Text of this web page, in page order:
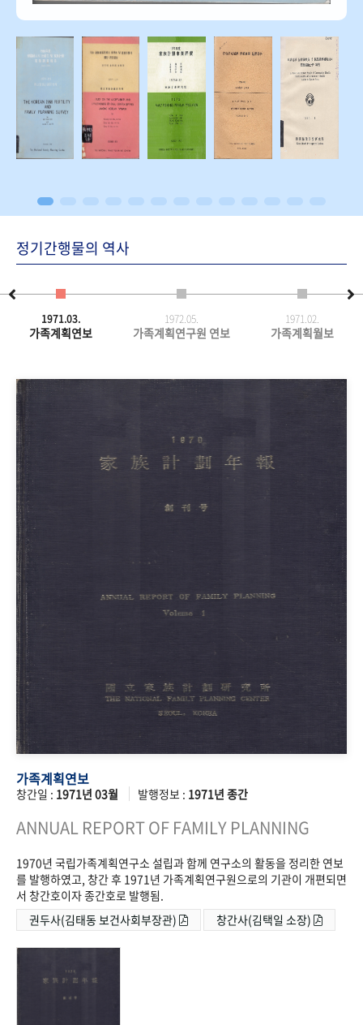
정기간행물의 역사
1971.03.
가족계획연보
1972.05.
가족계획연구원 연보
1971.02.
가족계획월보
가족계획연보
창간일 : 1971년 03월 발행정보 : 1971년 종간
ANNUAL REPORT OF FAMILY PLANNING
1970년 국립가족계획연구소 설립과 함께 연구소의 활동을 정리한 연보
를 발행하였고, 창간 후 1971년 가족계획연구원으로의 기관이 개편되면
서 창간호이자 종간호로 발행됨.
권두사(김태동 보건사회부장관)
창간사(김택일 소장)